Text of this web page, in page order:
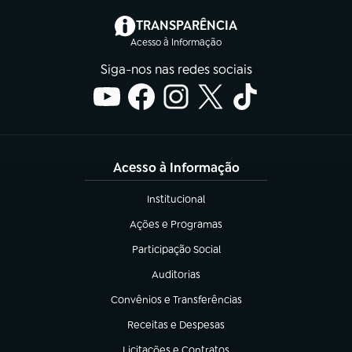
TRANSPARÊNCIA
Acesso à Informação
(abre em nova aba)
Siga-nos nas redes sociais
Acesso à Informação
Institucional
(abre em nova aba)
Ações e Programas
(abre em nova aba)
Participação Social
(abre em nova aba)
Auditorias
(abre em nova aba)
Convênios e Transferências
(abre em nova aba)
Receitas e Despesas
(abre em nova aba)